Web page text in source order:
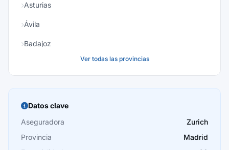
Asturias
Ávila
Badajoz
Burgos
Cáceres
Cádiz
Ver todas las provincias
Datos clave
Aseguradora
Zurich
Provincia
Madrid